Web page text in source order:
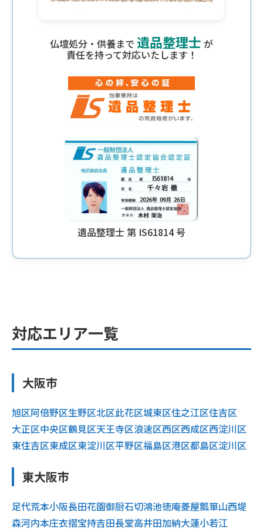
仏壇処分・供養まで 遺品整理士 が
責任を持って対応いたします！
遺品整理士 第 IS61814 号
対応エリア一覧
大阪市
旭区阿倍野区生野区北区此花区城東区住之江区住吉区
大正区中央区鶴見区天王寺区浪速区西区西成区西淀川区
東住吉区東成区東淀川区平野区福島区港区都島区淀川区
東大阪市
足代荒本小阪長田花園御厨石切鴻池徳庵菱屋瓢箪山西堤
森河内本庄衣摺宝持吉田長堂高井田加納大蓮小若江